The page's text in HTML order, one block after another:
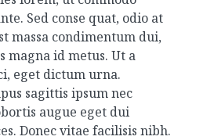
Sed conse quat, odio at
massa condimentum dui,
magna id metus. Ut a
eget dictum urna.
sagittis ipsum nec
augue eget dui
Donec vitae facilisis nibh.